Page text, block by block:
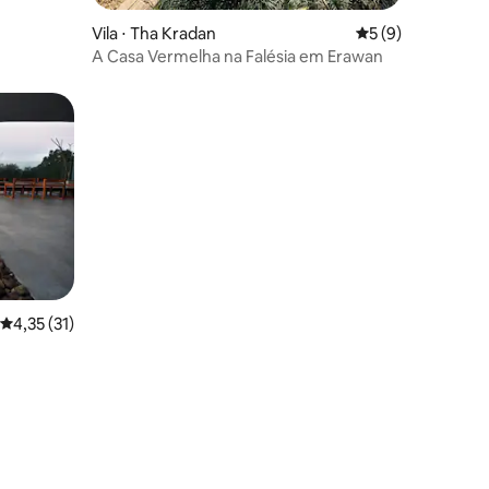
Vila ⋅ Tha Kradan 5 de uma
5 (9)
A Casa Vermelha na Falésia em Erawan
4,35 de uma avaliação média de 5, 31 avaliações
4,35 (31)